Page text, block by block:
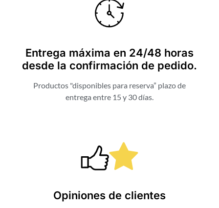
Entrega máxima en 24/48 horas
desde la confirmación de pedido.
Productos "disponibles para reserva” plazo de
entrega entre 15 y 30 días.
Opiniones de clientes